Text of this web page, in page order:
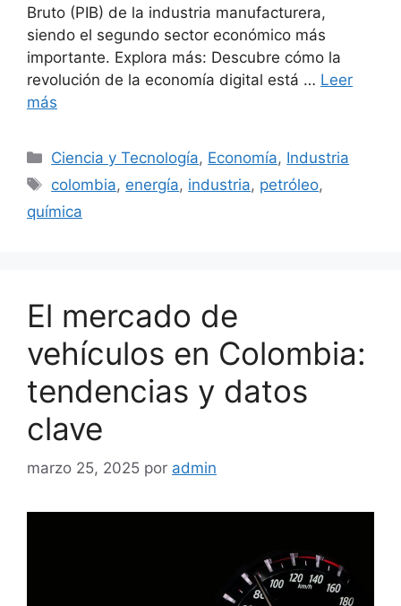
Bruto (PIB) de la industria manufacturera,
siendo el segundo sector económico más
importante. Explora más: Descubre cómo la
revolución de la economía digital está … Leer
más
Categorías
Ciencia y Tecnología, Economía, Industria
Etiquetas
colombia, energía, industria, petróleo,
química
El mercado de
vehículos en Colombia:
tendencias y datos
clave
marzo 25, 2025 por admin